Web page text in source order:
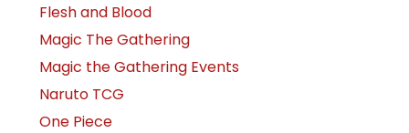
Flesh and Blood
Magic The Gathering
Magic the Gathering Events
Naruto TCG
One Piece